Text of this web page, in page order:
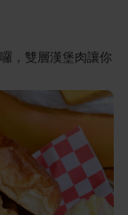
，雙層漢堡肉讓你